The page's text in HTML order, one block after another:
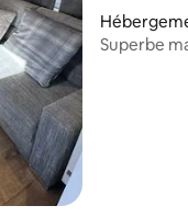
: 4,92 sur 5
Superbe